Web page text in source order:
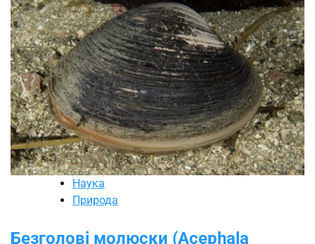
Наука
Природа
Безголові молюски (Acephala